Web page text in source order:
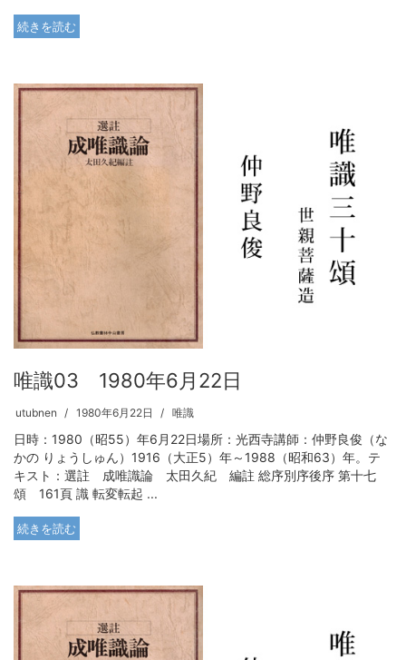
続きを読む
唯識03 1980年6月22日
utubnen 1980年6月22日 唯識
日時：1980（昭55）年6月22日場所：光西寺講師：仲野良俊（な
かの りょうしゅん）1916（大正5）年～1988（昭和63）年。テ
キスト：選註 成唯識論 太田久紀 編註 総序別序後序 第十七
頌 161頁 識 転変転起 ...
続きを読む